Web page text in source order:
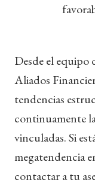
Desde el equipo
Aliados
tendencias
continuamente
vinculadas. Si
megatendencia
contactar a tu